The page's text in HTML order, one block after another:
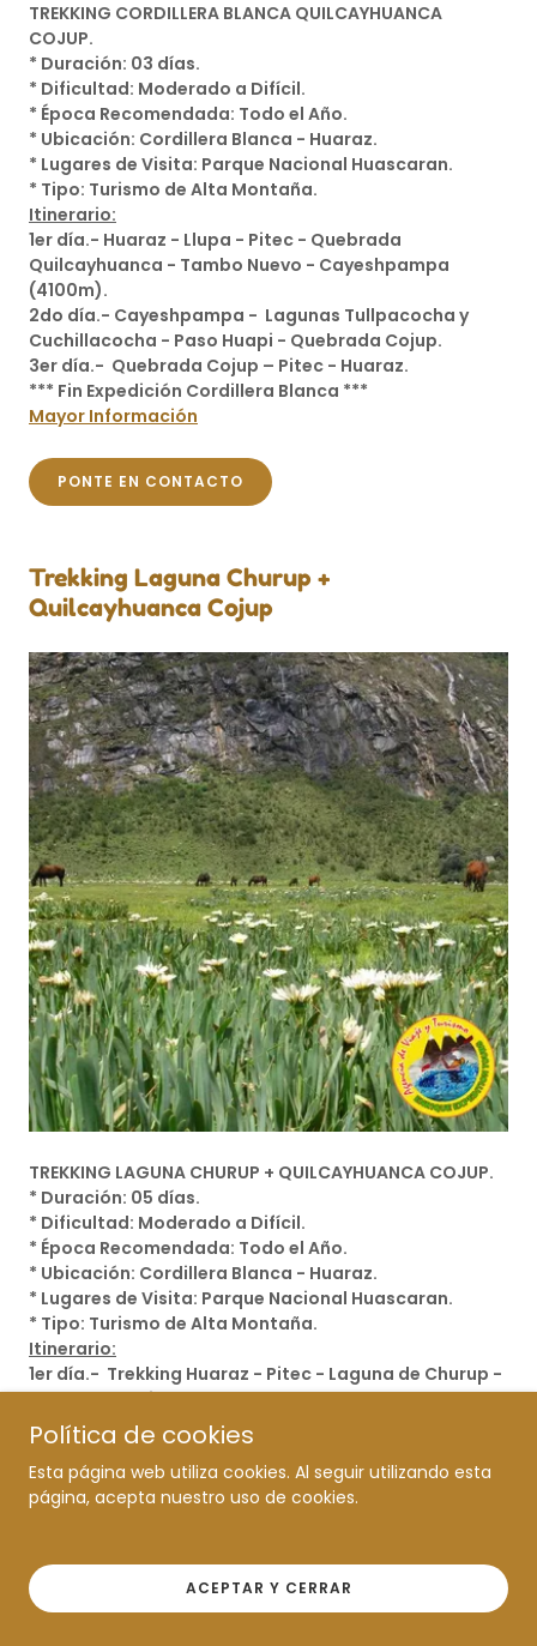
TREKKING CORDILLERA BLANCA QUILCAYHUANCA
COJUP.
* Duración: 03 días.
* Dificultad: Moderado a Difícil.
* Época Recomendada: Todo el Año.
* Ubicación: Cordillera Blanca - Huaraz.
* Lugares de Visita: Parque Nacional Huascaran.
* Tipo: Turismo de Alta Montaña.
Itinerario:
1er día.- Huaraz - Llupa - Pitec - Quebrada
Quilcayhuanca - Tambo Nuevo - Cayeshpampa
(4100m).
2do día.- Cayeshpampa - Lagunas Tullpacocha y
Cuchillacocha - Paso Huapi - Quebrada Cojup.
3er día.- Quebrada Cojup – Pitec - Huaraz.
*** Fin Expedición Cordillera Blanca ***
Mayor Información
PONTE EN CONTACTO
Trekking Laguna Churup +
Quilcayhuanca Cojup
TREKKING LAGUNA CHURUP + QUILCAYHUANCA COJUP.
* Duración: 05 días.
* Dificultad: Moderado a Difícil.
* Época Recomendada: Todo el Año.
* Ubicación: Cordillera Blanca - Huaraz.
* Lugares de Visita: Parque Nacional Huascaran.
* Tipo: Turismo de Alta Montaña.
Itinerario:
1er día.- Trekking Huaraz - Pitec - Laguna de Churup -
Quebrada Quilcayhuanca.
2do día. - Quebrada Quilcayhuanca - Cayeshpampa
3er día. - Campamento Cayeshpampa - Laguna
Tullpacocha - Laguna Cuchillacocha (4625m) -
Campamento Cuchilla.
5to día. - Quebrada Cojup - Huaraz.
*** Fin Expedición de Trekking ***
Política de cookies
Esta página web utiliza cookies. Al seguir utilizando esta
página, acepta nuestro uso de cookies.
ACEPTAR Y CERRAR